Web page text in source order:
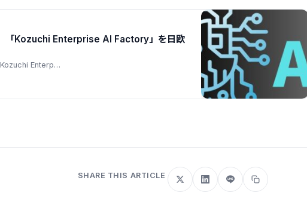
「Kozuchi Enterprise AI Factory」を日欧
Enterp…
SHARE THIS ARTICLE